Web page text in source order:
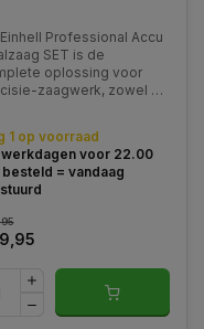
Professional Accu
SET is de
oplossing voor
zaagwerk, zowel op
1 op voorraad
werkdagen voor 22.00
besteld = vandaag